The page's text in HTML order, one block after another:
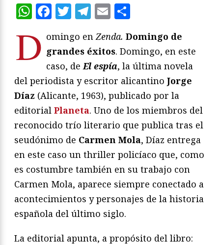
WhatsApp
Facebook
Twitter
Telegram
Email
D omingo enZenda. Domingo de
grandes éxitos. Domingo, en este
caso, deEl espía, la última novela
del periodista y escritor alicantino Jorge
Díaz (Alicante, 1963), publicado por la
editorial Planeta. Uno de los miembros del
reconocido trío literario que publica tras el
seudónimo de Carmen Mola, Díaz entrega
en este caso un thriller policíaco que, como
es costumbre también en su trabajo con
Carmen Mola, aparece siempre conectado a
acontecimientos y personajes de la historia
española del último siglo.
La editorial apunta, a propósito del libro: